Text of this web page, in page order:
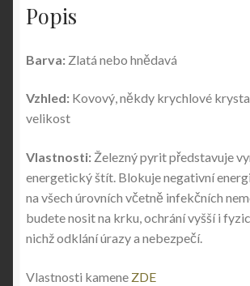
Popis
Barva: Zlatá nebo hnědavá
Vzhled: Kovový, někdy krychlové
velikost
Vlastnosti: Železný pyrit představuje
energetický štít. Blokuje negativní
na všech úrovních včetně infekčních
budete nosit na krku, ochrání vyšší i
nichž odklání úrazy a nebezpečí.
Vlastnosti kamene ZDE